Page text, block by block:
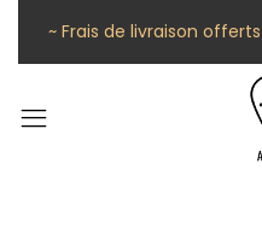
~ Frais de livraison